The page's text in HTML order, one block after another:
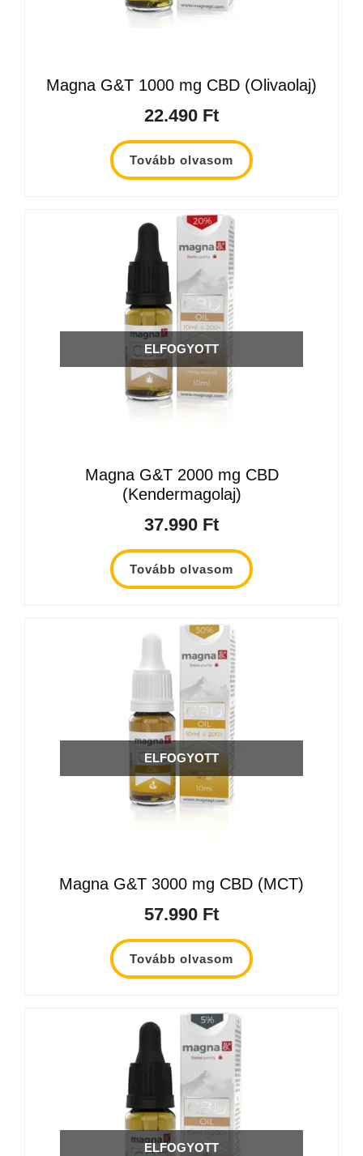
Magna G&T 1000 mg CBD (Olivaolaj)
22.490 Ft
Tovább olvasom
ELFOGYOTT
Magna G&T 2000 mg CBD
(Kendermagolaj)
37.990 Ft
Tovább olvasom
ELFOGYOTT
Magna G&T 3000 mg CBD (MCT)
57.990 Ft
Tovább olvasom
ELFOGYOTT